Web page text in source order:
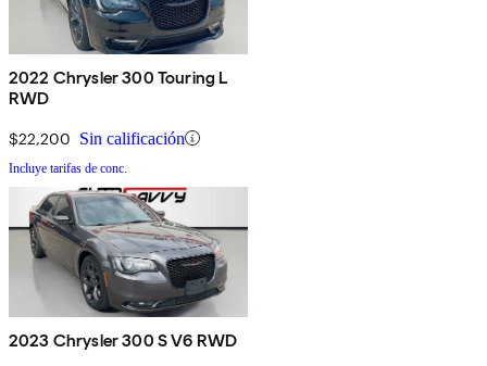
2022 Chrysler 300 Touring L
RWD
$22,200 Sin calificación
Incluye tarifas de conc.
2023 Chrysler 300 S V6 RWD